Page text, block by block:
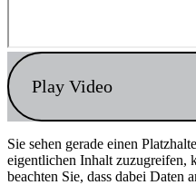
Play Video
Sie sehen gerade einen
eigentlichen Inhalt zuzugreifen,
beachten Sie, dass dabei Daten